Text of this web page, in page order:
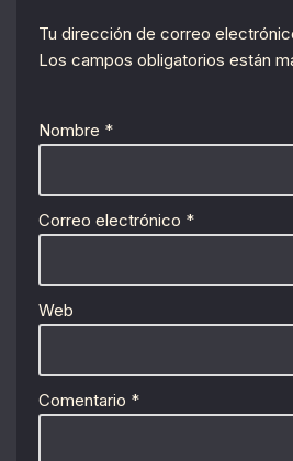
Tu dirección de correo
Los campos obligatorios están
Nombre *
Correo electrónico *
Web
Comentario *